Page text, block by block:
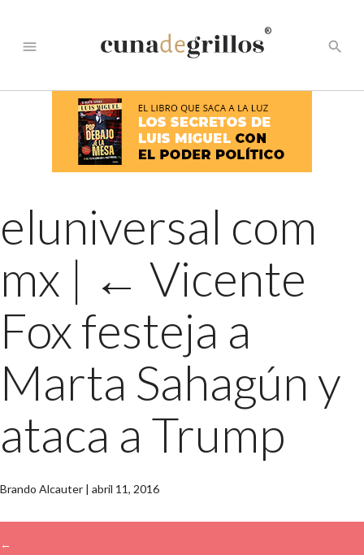
menu
®
search
eluniversal com
mx | ← Vicente
Fox festeja a
Marta Sahagún y
ataca a Trump
Brando Alcauter | abril 11, 2016
←